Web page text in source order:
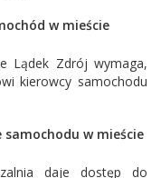
w mieście
Lądek Zdrój wymaga,
kierowcy samochodu
w mieście
daje dostęp do